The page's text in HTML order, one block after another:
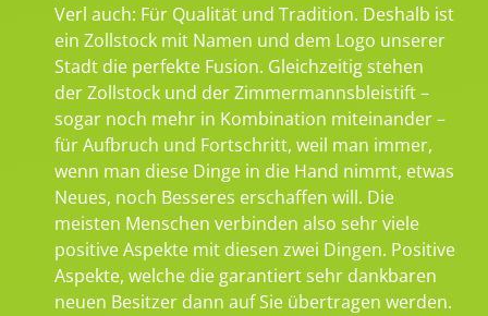
Verl auch: Für Qualität und Tradition. Deshalb ist
ein Zollstock mit Namen und dem Logo unserer
Stadt die perfekte Fusion. Gleichzeitig stehen
der Zollstock und der Zimmermannsbleistift –
sogar noch mehr in Kombination miteinander –
für Aufbruch und Fortschritt, weil man immer,
wenn man diese Dinge in die Hand nimmt, etwas
Neues, noch Besseres erschaffen will. Die
meisten Menschen verbinden also sehr viele
positive Aspekte mit diesen zwei Dingen. Positive
Aspekte, welche die garantiert sehr dankbaren
neuen Besitzer dann auf Sie übertragen werden.